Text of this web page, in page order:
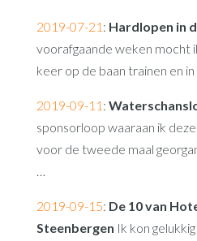
2019-07-21 : Hardlopen in
voorafgaande weken mocht
keer op de baan trainen en
2019-09-11 :
sponsorloop waaraan ik
voor de tweede maal
…
2019-09-15: De 10 van
Steenbergen Ik kon